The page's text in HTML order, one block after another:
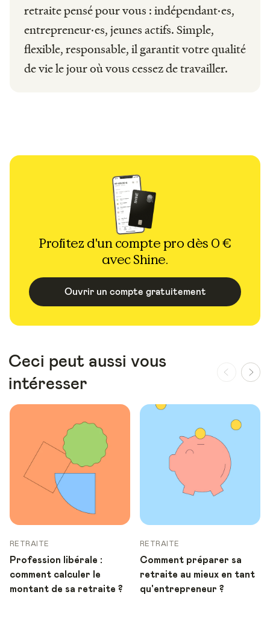
retraite pensé pour vous : indépendant·es,
entrepreneur·es, jeunes actifs. Simple,
flexible, responsable, il garantit votre qualité
de vie le jour où vous cessez de travailler.
Profitez d'un compte pro dès 0 €
avec Shine.
Ouvrir un compte gratuitement
Ceci peut aussi vous
intéresser
RETRAITE
Profession libérale :
comment calculer le
montant de sa retraite ?
RETRAITE
Comment préparer sa
retraite au mieux en tant
qu'entrepreneur ?